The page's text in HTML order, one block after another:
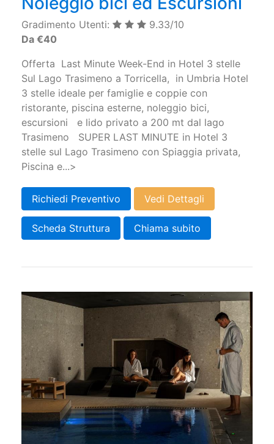
Gradimento Utenti:
9.33/10
Da €40
Offerta Last Minute Week-End in Hotel 3 stelle
Sul Lago Trasimeno a Torricella, in Umbria Hotel
3 stelle ideale per famiglie e coppie con
ristorante, piscina esterne, noleggio bici,
escursioni e lido privato a 200 mt dal lago
Trasimeno SUPER LAST MINUTE in Hotel 3
stelle sul Lago Trasimeno con Spiaggia privata,
Piscina e...>
Richiedi Preventivo Vedi Dettagli
Scheda Struttura Chiama subito